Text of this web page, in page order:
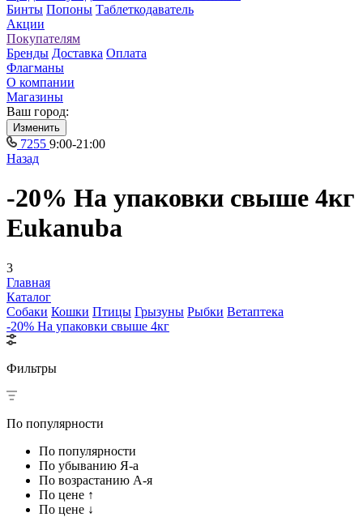
Бинты Попоны Таблеткодаватель
Акции
Покупателям
Бренды Доставка Оплата
Флагманы
О компании
Магазины
Ваш город:
Изменить
7255 9:00-21:00
Назад
-20% На упаковки свыше 4кг
Eukanuba
3
Главная
Каталог
Собаки Кошки Птицы Грызуны Рыбки Ветаптека
-20% На упаковки свыше 4кг
Фильтры
По популярности
По популярности
По убыванию Я-а
По возрастанию А-я
По цене ↑
По цене ↓